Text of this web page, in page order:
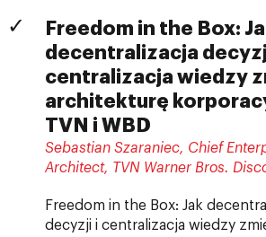
Freedom in the Box:
decentralizacja
centralizacja wiedzy
architekturę
TVN i WBD
Sebastian Szaraniec, Chief
Architect, TVN Warner Bros.
Freedom in the Box: Jak
decyzji i centralizacja wiedzy